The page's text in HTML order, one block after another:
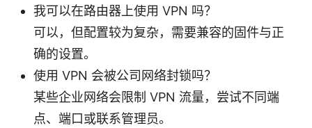
我可以在路由器上使用 VPN 吗？
可以，但配置较为复杂，需要兼容的固件与正
确的设置。
使用 VPN 会被公司网络封锁吗？
某些企业网络会限制 VPN 流量，尝试不同端
点、端口或联系管理员。